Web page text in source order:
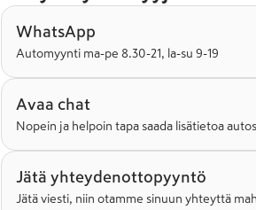
WhatsApp
Automyynti ma-pe 8.30-21, la-su 9-19
Avaa chat
Nopein ja helpoin tapa saada lisätietoa
Jätä yhteydenottopyyntö
Jätä viesti, niin otamme sinuun yhteyttä